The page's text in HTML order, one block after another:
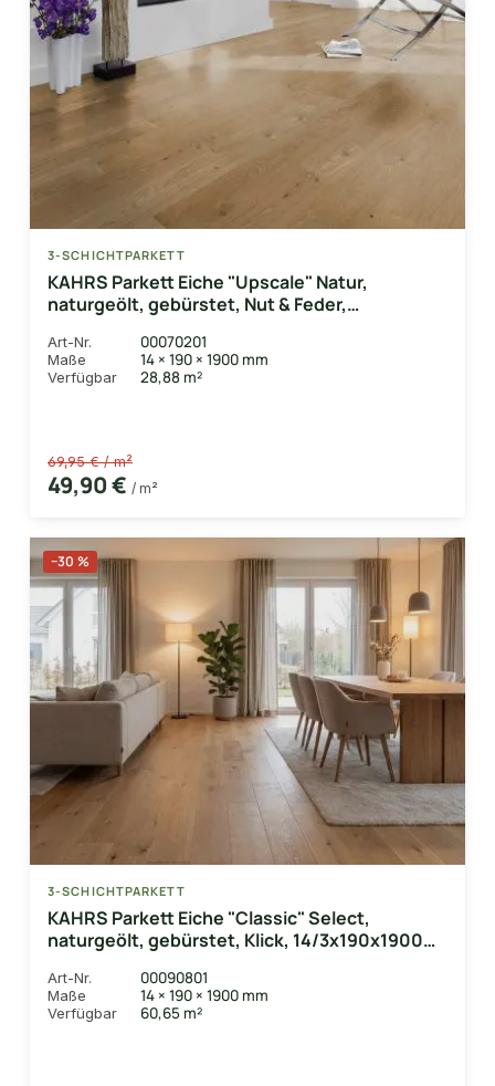
3-SCHICHTPARKETT
KAHRS Parkett Eiche "Upscale" Natur,
naturgeölt, gebürstet, Nut & Feder,
Art-Nr. 00070201
Maße 14 × 190 × 1900 mm
Verfügbar 28,88 m²
69,95 € / m²
49,90 € / m²
−30 %
3-SCHICHTPARKETT
KAHRS Parkett Eiche "Classic" Select,
naturgeölt, gebürstet, Klick, 14/3x190x1900
Art-Nr. 00090801
Maße 14 × 190 × 1900 mm
Verfügbar 60,65 m²